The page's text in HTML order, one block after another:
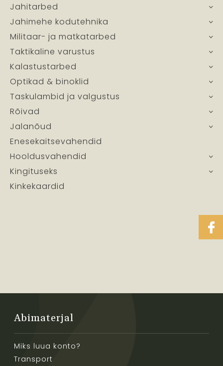
Jahitarbed
Jahimehe kodutehnika
Militaar- ja matkatarbed
Taktikaline varustus
Kalastustarbed
Optikad & binoklid
Taskulambid ja valgustus
Rõivad
Jalanõud
Enesekaitsevahendid
Hooldusvahendid
Kingituseks
Kinkekaardid
Abimaterjal
Miks luua konto?
Transport